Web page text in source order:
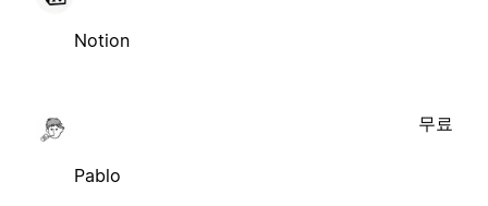
Notion
Pablo
무료